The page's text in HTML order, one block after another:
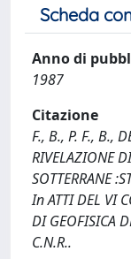
Scheda
Anno di
1987
Citazione
F., B., P. F., B.,
RIVELAZIONE
SOTTERRANE
In ATTI DEL VI
DI GEOFISICA
C.N.R..